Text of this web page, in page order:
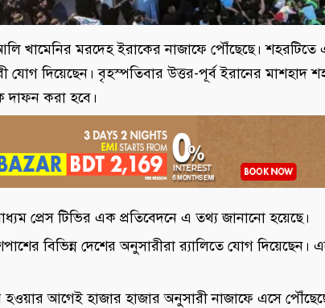
খামেনির মরদেহ ইরাকের নাজাফে পৌঁছেছে।
দিয়েছেন। বৃহস্পতিবার উত্তর-পূর্ব ইরানের মাশহাদ
দাফন করা হবে।
প্রেস টিভির এক প্রতিবেদনে এ তথ্য জানানো হয়েছে।
বিভিন্ন দেশের অনুসারীরা র‌্যালিতে যোগ দিয়েছেন।
আগেই হাজার হাজার অনুসারী নাজাফে এসে